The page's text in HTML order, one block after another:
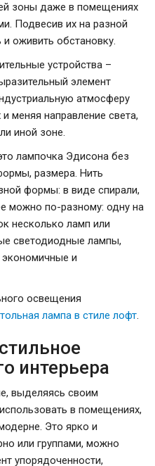
зоны даже в помещениях
Подвесив их на разной
оживить обстановку.
устройства –
элемент
атмосферу
меняя направление света,
иной зоне.
лампочка Эдисона без
размера. Нить
формы: в виде спирали,
можно по-разному: одну на
несколько ламп или
светодиодные лампы,
и
освещения
лампа в стиле лофт.
интерьера
выделяясь своим
в помещениях,
Это ярко и
или группами, можно
упорядоченности,